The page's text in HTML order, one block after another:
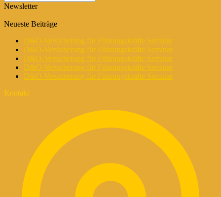
Newsletter
Neueste Beiträge
D&O-Versicherung für Führungskräfte Seminar
D&O-Versicherung für Führungskräfte Seminar
D&O-Versicherung für Führungskräfte Seminar
D&O-Versicherung für Führungskräfte Seminar
D&O-Versicherung für Führungskräfte Seminar
Kontakt